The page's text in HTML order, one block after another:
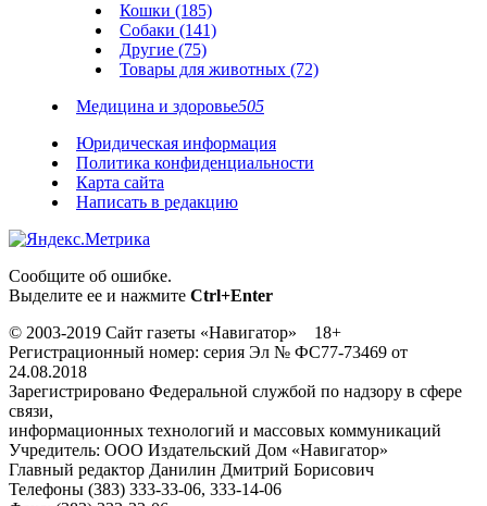
Кошки (185)
Собаки (141)
Другие (75)
Товары для животных (72)
Медицина и здоровье505
Юридическая информация
Политика конфиденциальности
Карта сайта
Написать в редакцию
Сообщите об ошибке.
Выделите ее и нажмите Ctrl+Enter
© 2003-2019 Сайт газеты «Навигатор» 18+
Регистрационный номер: серия Эл № ФС77-73469 от
24.08.2018
Зарегистрировано Федеральной службой по надзору в сфере
связи,
информационных технологий и массовых коммуникаций
Учредитель: ООО Издательский Дом «Навигатор»
Главный редактор Данилин Дмитрий Борисович
Телефоны (383) 333-33-06, 333-14-06